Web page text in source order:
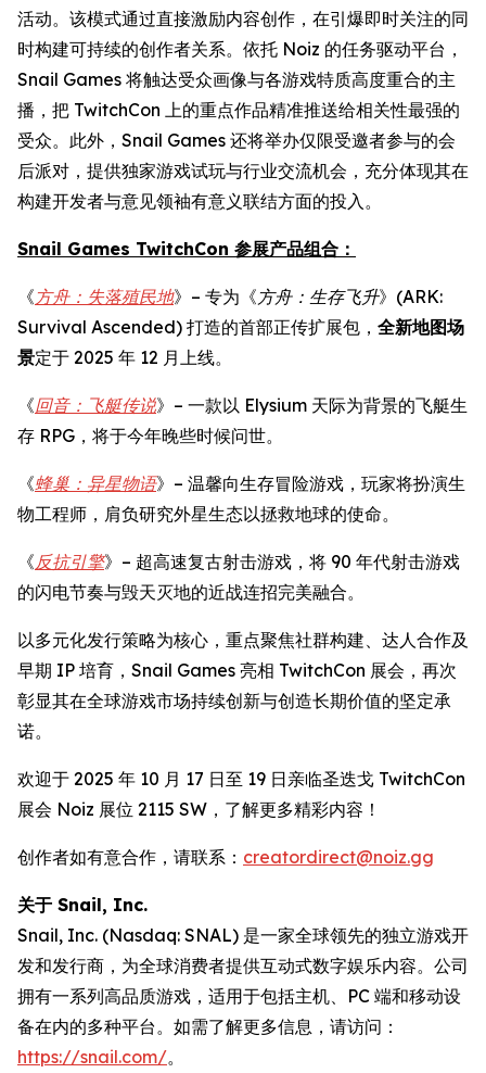
活动。该模式通过直接激励内容创作，在引爆即时关注的同
时构建可持续的创作者关系。依托 Noiz 的任务驱动平台，
Snail Games 将触达受众画像与各游戏特质高度重合的主
播，把 TwitchCon 上的重点作品精准推送给相关性最强的
受众。此外，Snail Games 还将举办仅限受邀者参与的会
后派对，提供独家游戏试玩与行业交流机会，充分体现其在
构建开发者与意见领袖有意义联结方面的投入。
Snail Games TwitchCon 参展产品组合：
《方舟：失落殖民地》– 专为《方舟：生存飞升》(ARK:
Survival Ascended) 打造的首部正传扩展包， 全新地图场
景定于 2025 年 12 月上线。
《回音：飞艇传说》– 一款以 Elysium 天际为背景的飞艇生
存 RPG，将于今年晚些时候问世。
《蜂巢：异星物语》– 温馨向生存冒险游戏，玩家将扮演生
物工程师，肩负研究外星生态以拯救地球的使命。
《反抗引擎》– 超高速复古射击游戏，将 90 年代射击游戏
的闪电节奏与毁天灭地的近战连招完美融合。
以多元化发行策略为核心，重点聚焦社群构建、达人合作及
早期 IP 培育，Snail Games 亮相 TwitchCon 展会，再次
彰显其在全球游戏市场持续创新与创造长期价值的坚定承
诺。
欢迎于 2025 年 10 月 17 日至 19 日亲临圣迭戈 TwitchCon
展会 Noiz 展位 2115 SW，了解更多精彩内容！
创作者如有意合作，请联系： creatordirect@noiz.gg
关于 Snail, Inc.
Snail, Inc. (Nasdaq: SNAL) 是一家全球领先的独立游戏开
发和发行商，为全球消费者提供互动式数字娱乐内容。公司
拥有一系列高品质游戏，适用于包括主机、PC 端和移动设
备在内的多种平台。如需了解更多信息，请访问：
https://snail.com/。